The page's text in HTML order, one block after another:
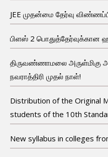
JEE முதன்மை தேர்வு
பிளஸ் 2 பொதுத்தேர்வுக்கான
திருவண்ணாமலை அருள்மிகு
நவராத்திரி முதல் நாள்!
Distribution of the Original
students of the 10th
New syllabus in colleges